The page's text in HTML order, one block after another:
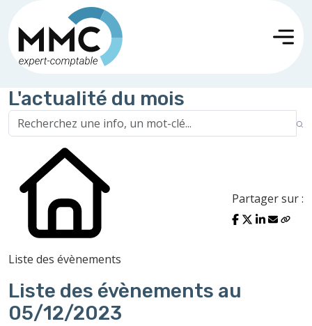
L'actualité du mois
Liste des évènements
Partager sur :
Liste des évènements au
05/12/2023